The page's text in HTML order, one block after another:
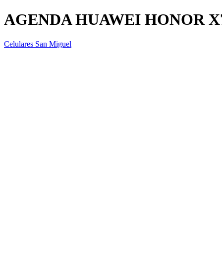
AGENDA HUAWEI HONOR
Celulares San Miguel